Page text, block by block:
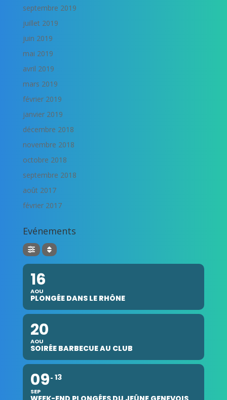
septembre 2019
juillet 2019
juin 2019
mai 2019
avril 2019
mars 2019
février 2019
janvier 2019
décembre 2018
novembre 2018
octobre 2018
septembre 2018
août 2017
février 2017
Evénements
16
AOU
PLONGÉE DANS LE RHÔNE
20
AOU
SOIRÉE BARBECUE AU CLUB
09
SEP
13